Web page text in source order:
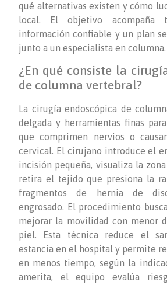
qué alternativas existen y cómo
local. El objetivo acompaña
información confiable y un plan
junto a un especialista en columna.
¿En qué consiste la
de columna vertebral?
La cirugía endoscópica de
delgada y herramientas finas
que comprimen nervios o
cervical. El cirujano introduce el
incisión pequeña, visualiza la
retira el tejido que presiona la
fragmentos de hernia de
engrosado. El procedimiento
mejorar la movilidad con menor
piel. Esta técnica reduce el
estancia en el hospital y permite
en menos tiempo, según la
amerita, el equipo evalúa